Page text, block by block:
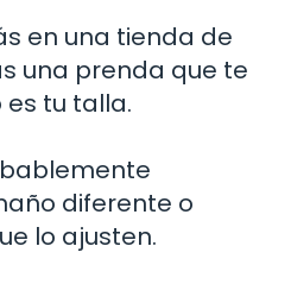
en una tienda de
una prenda que te
tu talla.
diferente o
lo ajusten.